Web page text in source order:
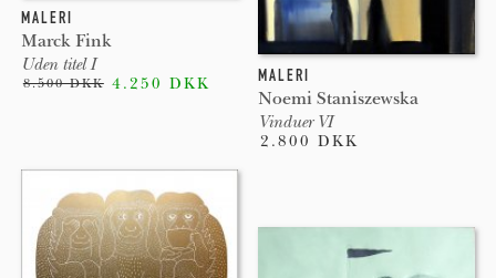
MALERI
Marck Fink
Uden titel I
8.500 DKK 4.250 DKK MALERI
Noemi Staniszewska
Vinduer VI
2.800 DKK